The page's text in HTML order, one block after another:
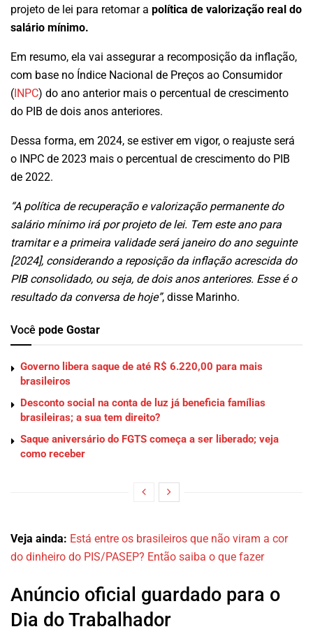
projeto de lei para retomar a política de valorização real do
salário mínimo.
Em resumo, ela vai assegurar a recomposição da inflação,
com base no Índice Nacional de Preços ao Consumidor
(INPC) do ano anterior mais o percentual de crescimento
do PIB de dois anos anteriores.
Dessa forma, em 2024, se estiver em vigor, o reajuste será
o INPC de 2023 mais o percentual de crescimento do PIB
de 2022.
“A política de recuperação e valorização permanente do
salário mínimo irá por projeto de lei. Tem este ano para
tramitar e a primeira validade será janeiro do ano seguinte
[2024], considerando a reposição da inflação acrescida do
PIB consolidado, ou seja, de dois anos anteriores. Esse é o
resultado da conversa de hoje”, disse Marinho.
Você pode Gostar
Governo libera saque de até R$ 6.220,00 para mais
brasileiros
Desconto social na conta de luz já beneficia famílias
brasileiras; a sua tem direito?
Saque aniversário do FGTS começa a ser liberado; veja
como receber
Veja ainda: Está entre os brasileiros que não viram a cor
do dinheiro do PIS/PASEP? Então saiba o que fazer
Anúncio oficial guardado para o
Dia do Trabalhador